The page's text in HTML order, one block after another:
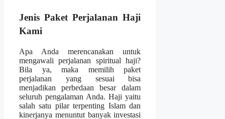
Jenis Paket Perjalanan Haji
Kami
Apa Anda merencanakan untuk
mengawali perjalanan spiritual haji?
Bila ya, maka memilih paket
perjalanan yang sesuai bisa
menjadikan perbedaan besar dalam
seluruh pengalaman Anda. Haji yaitu
salah satu pilar terpenting Islam dan
kinerjanya menuntut banyak investasi